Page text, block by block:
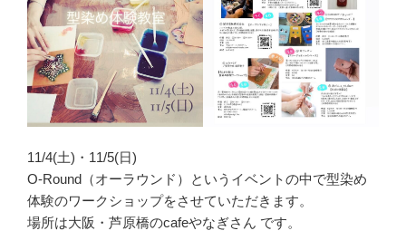
11/4(土)・11/5(日)
O-Round（オーラウンド）というイベントの中で型染め
体験のワークショップをさせていただきます。
場所は大阪・芦原橋のcafeやなぎさん です。